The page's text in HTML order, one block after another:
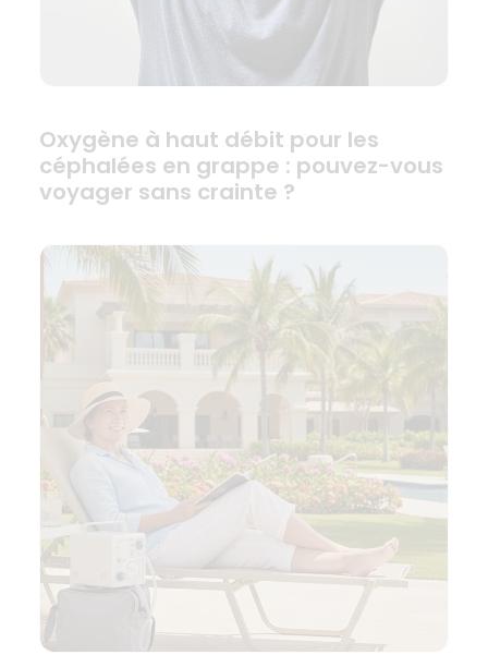
Oxygène à haut débit pour les
céphalées en grappe : pouvez-vous
voyager sans crainte ?